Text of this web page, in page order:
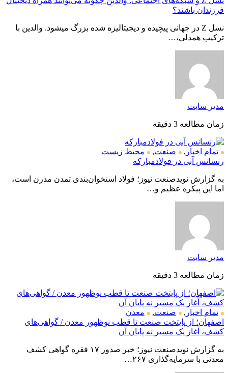
فرزندان باشند؟
نسل Z در جهانی پیچیده و دیجیتالیزه شده بزرگ میشود. والدین با
ترکیب همدلی،…
مدیر سایت
زمان مطالعه 3 دقیقه
تمام اخبار , صنعت,
محیط زیست
رنسانس آبی در فولادمبارکه
به گزارش نویدصنعت نیوز؛ فولاد استخوان‌بندی تمدن مدرن است،
اما این پیکره عظیم و…
مدیر سایت
زمان مطالعه 3 دقیقه
تمام اخبار , صنعت,
معدن
اصفهان؛ از پایتخت صنعت تا قطب نوظهور معدن / گواهی‌های
کشف، آغاز یک مسیر نه پایان آن
به گزارش نویدصنعت نیوز؛ خبر صدور ۱۷ فقره گواهی کشف
معدنی با سرمایه‌گذاری ۲۶۷…